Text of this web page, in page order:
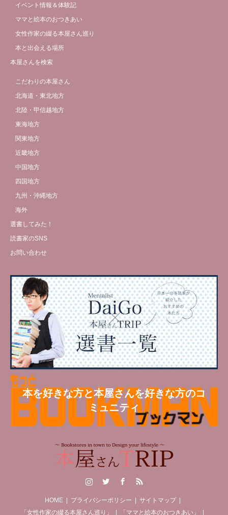
イベント情報＆体験記
ママと絵本のおつきあい
女性作家の綴る本屋さん巡り
本と出会える場所
本屋さんを検索
こだわりの本屋さん
北海道・東北地方
北陸・甲信越地方
東海地方
関東地方
近畿地方
中国地方
四国地方
九州・沖縄地方
海外
選書してみた！
読書家のSNS
お問い合わせ
本を好きな方と本屋さんを好きな方のコ
ミュニティ
RSS
HOME プライバシーポリシー
サイトマップ
「女性作家の綴る本屋さん巡り」
「ママと絵本のおつきあい」